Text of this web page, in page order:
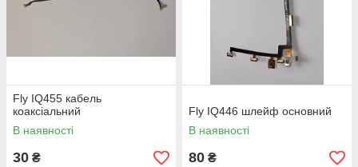
Fly IQ455 кабель
коаксіальний
В наявності
30 ₴
Fly IQ446 шлейф основний
В наявності
80 ₴